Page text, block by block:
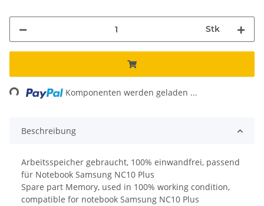
Stk
Loading... Komponenten werden geladen ...
Beschreibung
Arbeitsspeicher gebraucht, 100% einwandfrei, passend
für Notebook Samsung NC10 Plus
Spare part Memory, used in 100% working condition,
compatible for notebook Samsung NC10 Plus